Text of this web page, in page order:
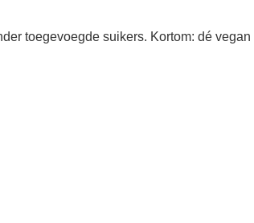
toegevoegde suikers. Kortom: dé